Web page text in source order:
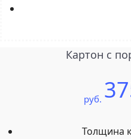
Картон с
руб.
Толщина